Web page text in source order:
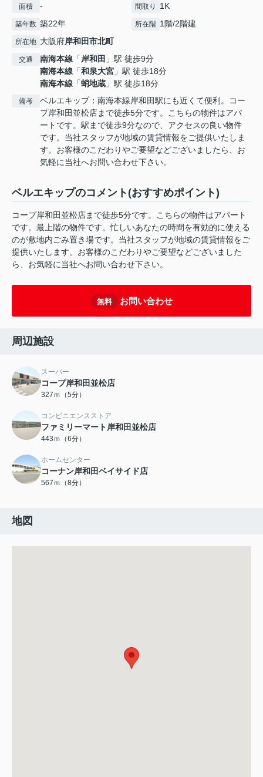
面積 - 間取り 1K
築年数 築22年 所在階 1階/2階建
所在地 大阪府岸和田市北町
交通 南海本線 「岸和田 」駅 徒歩9分
南海本線 「和泉大宮 」駅 徒歩18分
南海本線 「蛸地蔵 」駅 徒歩18分
備考
ベルエキップ：南海本線岸和田駅にも近くて便利。コー
プ岸和田並松店まで徒歩5分です。こちらの物件はアパ
ートです。駅まで徒歩9分なので、アクセスの良い物件
です。当社スタッフが地域の賃貸情報をご提供いたしま
す。お客様のこだわりやご要望などございましたら、お
気軽に当社へお問い合わせ下さい。
ベルエキップのコメント(おすすめポイント)
コープ岸和田並松店まで徒歩5分です。こちらの物件はアパート
です。最上階の物件です。忙しいあなたの時間を有効的に使える
のが敷地内ごみ置き場です。当社スタッフが地域の賃貸情報をご
提供いたします。お客様のこだわりやご要望などございました
ら、お気軽に当社へお問い合わせ下さい。
無料 お問い合わせ
周辺施設
スーパー
コープ岸和田並松店
327ｍ（5分）
コンビニエンスストア
ファミリーマート岸和田並松店
443ｍ（6分）
ホームセンター
コーナン岸和田ベイサイド店
567ｍ（8分）
地図